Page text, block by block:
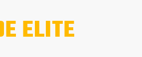
ELITE